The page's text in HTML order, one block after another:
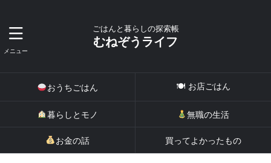
ごはんと暮らしの探索帳
むねぞうライフ
おうちごはん 🍽 お店ごはん
暮らしとモノ 無職の生活
お金の話 買ってよかったもの